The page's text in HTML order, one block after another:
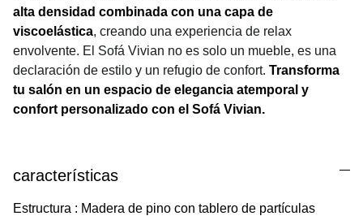
alta densidad combinada con una capa de
viscoelástica, creando una experiencia de relax
envolvente. El Sofá Vivian no es solo un mueble, es una
declaración de estilo y un refugio de confort. Transforma
tu salón en un espacio de elegancia atemporal y
confort personalizado con el Sofá Vivian.
características
Estructura : Madera de pino con tablero de partículas